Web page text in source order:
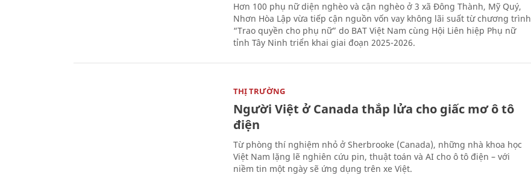
Hơn 100 phụ nữ diện nghèo và cận nghèo ở 3 xã Đông Thành, Mỹ Quý,
Nhơn Hòa Lập vừa tiếp cận nguồn vốn vay không lãi suất từ chương trình
“Trao quyền cho phụ nữ” do BAT Việt Nam cùng Hội Liên hiệp Phụ nữ
tỉnh Tây Ninh triển khai giai đoạn 2025-2026.
THỊ TRƯỜNG
Người Việt ở Canada thắp lửa cho giấc mơ ô tô
điện
Từ phòng thí nghiệm nhỏ ở Sherbrooke (Canada), những nhà khoa học
Việt Nam lặng lẽ nghiên cứu pin, thuật toán và AI cho ô tô điện – với
niềm tin một ngày sẽ ứng dụng trên xe Việt.